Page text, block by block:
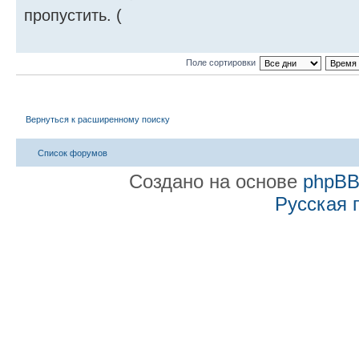
пропустить.
Поле сортировки
Вернуться к расширенному поиску
Список форумов
Создано на основе phpBB
Русская